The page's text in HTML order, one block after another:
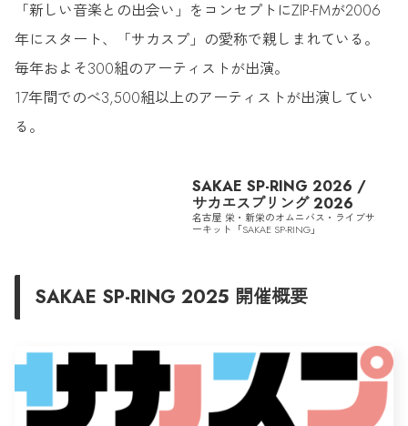
「新しい音楽との出会い」をコンセプトにZIP-FMが2006
年にスタート、「サカスプ」の愛称で親しまれている。
毎年およそ300組のアーティストが出演。
17年間でのべ3,500組以上のアーティストが出演してい
る。
SAKAE SP-RING 2026 /
サカエスプリング 2026
名古屋 栄・新栄のオムニバス・ライブサ
ーキット「SAKAE SP-RING」
SAKAE SP-RING 2025 開催概要